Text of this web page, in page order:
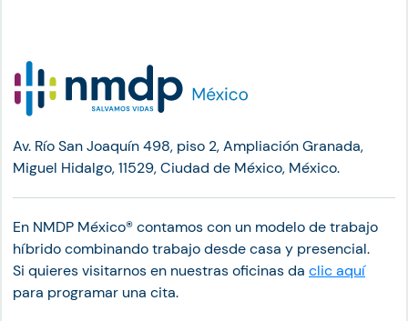
Av. Río San Joaquín 498, piso 2, Ampliación Granada,
Miguel Hidalgo, 11529, Ciudad de México, México.
En NMDP México®︎ contamos con un modelo de trabajo
híbrido combinando trabajo desde casa y presencial.
Si quieres visitarnos en nuestras oficinas da clic aquí
para programar una cita.